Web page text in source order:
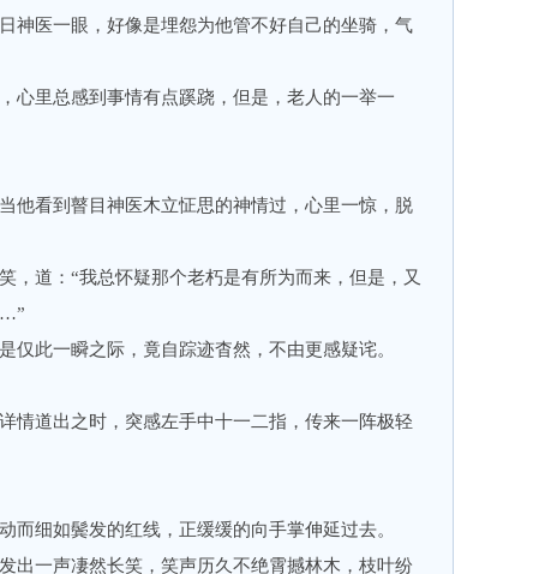
医一眼，好像是埋怨为他管不好自己的坐骑，气
里总感到事情有点蹊跷，但是，老人的一举一
看到瞽目神医木立怔思的神情过，心里一惊，脱
道：“我总怀疑那个老朽是有所为而来，但是，又
此一瞬之际，竟自踪迹杳然，不由更感疑诧。
道出之时，突感左手中十一二指，传来一阵极轻
细如鬓发的红线，正缓缓的向手掌伸延过去。
一声凄然长笑，笑声历久不绝霄撼林木，枝叶纷